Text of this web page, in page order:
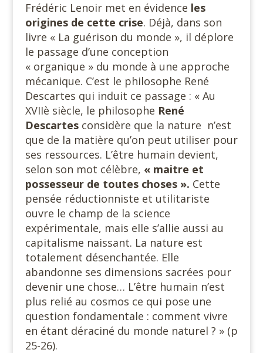
Frédéric Lenoir met en évidence les
origines de cette crise. Déjà, dans son
livre « La guérison du monde », il déplore
le passage d’une conception
« organique » du monde à une approche
mécanique. C’est le philosophe René
Descartes qui induit ce passage : « Au
XVIIè siècle, le philosophe René
Descartesconsidère que la nature n’est
que de la matière qu’on peut utiliser pour
ses ressources. L’être humain devient,
selon son mot célèbre, « maitre et
possesseur de toutes choses ». Cette
pensée réductionniste et utilitariste
ouvre le champ de la science
expérimentale, mais elle s’allie aussi au
capitalisme naissant. La nature est
totalement désenchantée. Elle
abandonne ses dimensions sacrées pour
devenir une chose… L’être humain n’est
plus relié au cosmos ce qui pose une
question fondamentale : comment vivre
en étant déraciné du monde naturel ? » (p
25-26).